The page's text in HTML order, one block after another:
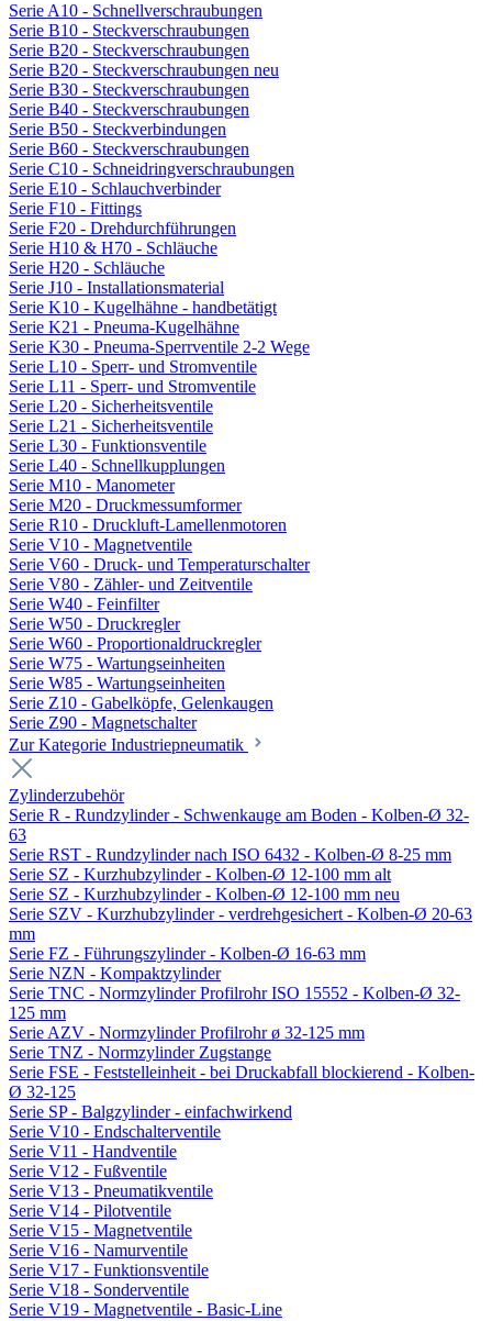
Serie A10 - Schnellverschraubungen
Serie B10 - Steckverschraubungen
Serie B20 - Steckverschraubungen
Serie B20 - Steckverschraubungen neu
Serie B30 - Steckverschraubungen
Serie B40 - Steckverschraubungen
Serie B50 - Steckverbindungen
Serie B60 - Steckverschraubungen
Serie C10 - Schneidringverschraubungen
Serie E10 - Schlauchverbinder
Serie F10 - Fittings
Serie F20 - Drehdurchführungen
Serie H10 & H70 - Schläuche
Serie H20 - Schläuche
Serie J10 - Installationsmaterial
Serie K10 - Kugelhähne - handbetätigt
Serie K21 - Pneuma-Kugelhähne
Serie K30 - Pneuma-Sperrventile 2-2 Wege
Serie L10 - Sperr- und Stromventile
Serie L11 - Sperr- und Stromventile
Serie L20 - Sicherheitsventile
Serie L21 - Sicherheitsventile
Serie L30 - Funktionsventile
Serie L40 - Schnellkupplungen
Serie M10 - Manometer
Serie M20 - Druckmessumformer
Serie R10 - Druckluft-Lamellenmotoren
Serie V10 - Magnetventile
Serie V60 - Druck- und Temperaturschalter
Serie V80 - Zähler- und Zeitventile
Serie W40 - Feinfilter
Serie W50 - Druckregler
Serie W60 - Proportionaldruckregler
Serie W75 - Wartungseinheiten
Serie W85 - Wartungseinheiten
Serie Z10 - Gabelköpfe, Gelenkaugen
Serie Z90 - Magnetschalter
Zur Kategorie Industriepneumatik
Zylinderzubehör
Serie R - Rundzylinder - Schwenkauge am Boden - Kolben-Ø 32-
63
Serie RST - Rundzylinder nach ISO 6432 - Kolben-Ø 8-25 mm
Serie SZ - Kurzhubzylinder - Kolben-Ø 12-100 mm alt
Serie SZ - Kurzhubzylinder - Kolben-Ø 12-100 mm neu
Serie SZV - Kurzhubzylinder - verdrehgesichert - Kolben-Ø 20-63
mm
Serie FZ - Führungszylinder - Kolben-Ø 16-63 mm
Serie NZN - Kompaktzylinder
Serie TNC - Normzylinder Profilrohr ISO 15552 - Kolben-Ø 32-
125 mm
Serie AZV - Normzylinder Profilrohr ø 32-125 mm
Serie TNZ - Normzylinder Zugstange
Serie FSE - Feststelleinheit - bei Druckabfall blockierend - Kolben-
Ø 32-125
Serie SP - Balgzylinder - einfachwirkend
Serie V10 - Endschalterventile
Serie V11 - Handventile
Serie V12 - Fußventile
Serie V13 - Pneumatikventile
Serie V14 - Pilotventile
Serie V15 - Magnetventile
Serie V16 - Namurventile
Serie V17 - Funktionsventile
Serie V18 - Sonderventile
Serie V19 - Magnetventile - Basic-Line